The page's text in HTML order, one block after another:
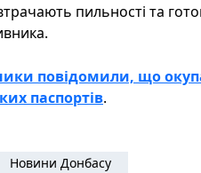
пильності та
повідомили, що
паспортів.
Новини Донбасу